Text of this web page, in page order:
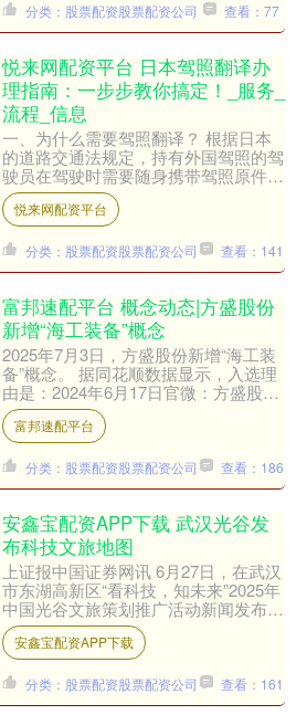
分类：股票配资股票配资公司 查看：77
悦来网配资平台 日本驾照翻译办
理指南：一步步教你搞定！_服务_
流程_信息
一、为什么需要驾照翻译？ 根据日本
的道路交通法规定，持有外国驾照的驾
驶员在驾驶时需要随身携带驾照原件及
其官方翻译件。这意味着如果你计划在
日本开车，那么你的本国驾....
悦来网配资平台
分类：股票配资股票配资公司 查看：141
富邦速配平台 概念动态|方盛股份
新增“海工装备”概念
2025年7月3日，方盛股份新增“海工装
备”概念。 据同花顺数据显示，入选理
由是：2024年6月17日官微：方盛股份
作为风电领域换热器及换热系统的优质
服务商，承....
富邦速配平台
分类：股票配资股票配资公司 查看：186
安鑫宝配资APP下载 武汉光谷发
布科技文旅地图
上证报中国证券网讯 6月27日，在武汉
市东湖高新区“看科技，知未来”2025年
中国光谷文旅策划推广活动新闻发布会
上，武汉光谷发布了1张科技文旅地
图，推出8条精品....
安鑫宝配资APP下载
分类：股票配资股票配资公司 查看：161